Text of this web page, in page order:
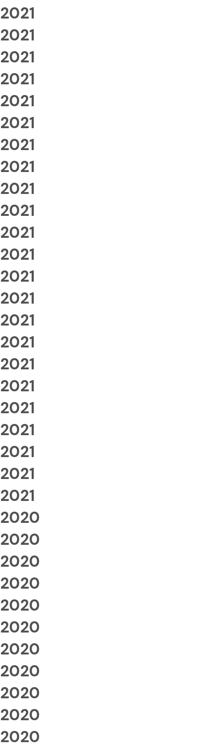
2021
2021
2021
2021
2021
2021
2021
2021
2021
2021
2021
2021
2021
2021
2021
2021
2021
2021
2021
2021
2021
2021
2021
2020
2020
2020
2020
2020
2020
2020
2020
2020
2020
2020